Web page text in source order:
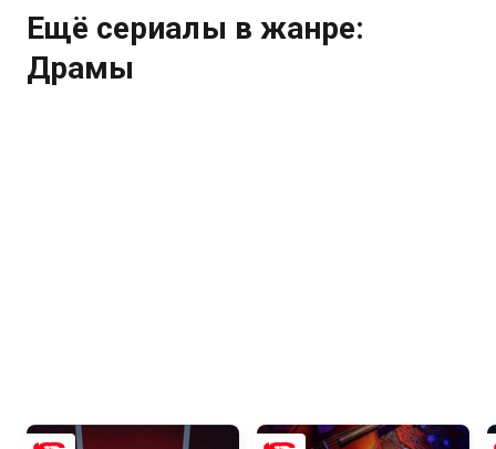
Ещё сериалы в жанре:
Драмы